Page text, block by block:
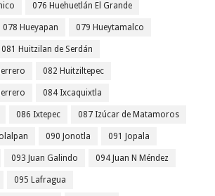
076 Huehuetlán El Grande
078 Hueyapan 079 Hueytamalco
081 Huitzilan de Serdán
082 Huitziltepec
084 Ixcaquixtla
086 Ixtepec 087 Izúcar de Matamoros
090 Jonotla 091 Jopala
093 Juan Galindo 094 Juan N Méndez
095 Lafragua